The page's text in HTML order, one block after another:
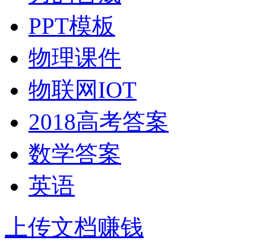
PPT模板
物理课件
物联网IOT
2018高考答案
数学答案
英语
上传文档赚钱